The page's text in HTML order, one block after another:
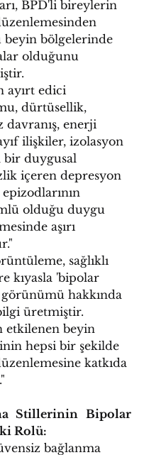
BPD'li bireylerin
beyin bölgelerinde
olduğunu
ayırt edici
dürtüsellik,
davranış, enerji
ilişkiler, izolasyon
bir duygusal
içeren depresyon
olduğu duygu
aşırı
sağlıklı
kıyasla 'bipolar
hakkında
üretmiştir.
etkilenen beyin
hepsi bir şekilde
katkıda
Stillerinin Bipolar
Rolü:
bağlanma